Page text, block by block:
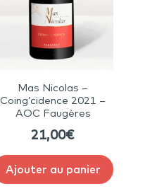
Mas Nicolas –
Coing’cidence 2021 –
AOC Faugères
21,00€
Ajouter au panier